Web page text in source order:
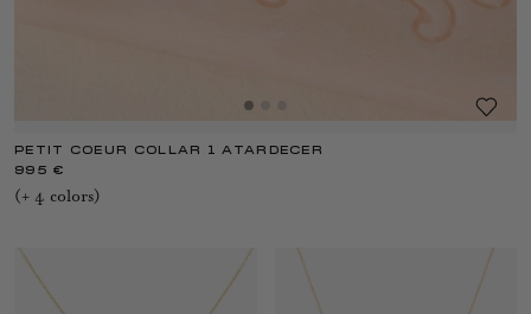
PETIT COEUR COLLAR 1 ATARDECER
995 €
(+ 4 colors)